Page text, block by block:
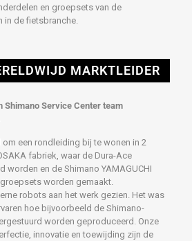
en groepsets van de
in de fietsbranche.
MARKTLEIDER
Shimano Service Center team
een rondleiding bij te wonen in 2
fabriek, waar de Dura-Ace
worden en de Shimano YAMAGUCHI
worden gemaakt.
robots aan het werk gezien. Het was
hoe bijvoorbeeld de Shimano-
worden geproduceerd. Onze
innovatie en toewijding zijn de